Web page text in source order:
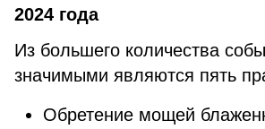
2024 года
Из большего количества
значимыми являются пять
Обретение мощей